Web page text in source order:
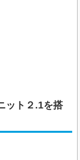
ット２.1を搭